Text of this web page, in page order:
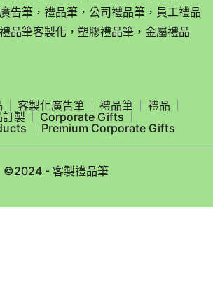
告筆，禮品筆，公司禮品筆，員工禮品
品筆客製化，塑膠禮品筆，金屬禮品
客製化廣告筆 禮品筆
禮品
訂製
Corporate Gifts
Premium Corporate Gifts
©2024 - 客製禮品筆